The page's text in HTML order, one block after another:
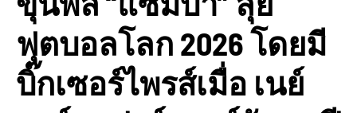
ฟุตบอลโลก 2026 โดยมี
บิ๊กเซอร์ไพรส์เมื่อ เนย์